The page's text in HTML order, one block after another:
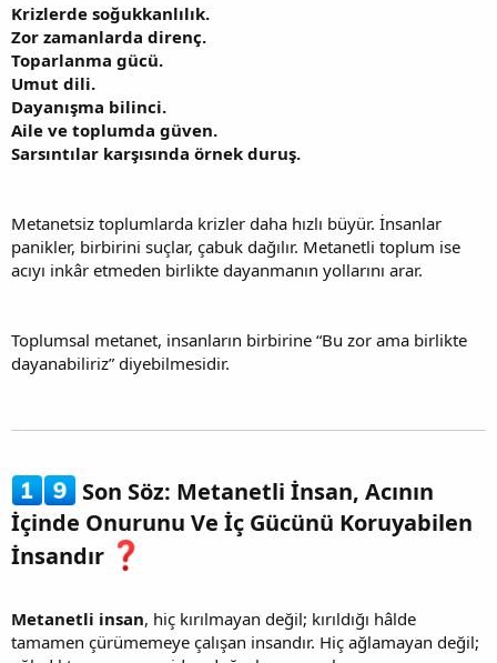
Krizlerde soğukkanlılık.
Zor zamanlarda direnç.
Toparlanma gücü.
Umut dili.
Dayanışma bilinci.
Aile ve toplumda güven.
Sarsıntılar karşısında örnek duruş.
Metanetsiz toplumlarda krizler daha hızlı büyür. İnsanlar
panikler, birbirini suçlar, çabuk dağılır. Metanetli toplum ise
acıyı inkâr etmeden birlikte dayanmanın yollarını arar.
Toplumsal metanet, insanların birbirine “Bu zor ama birlikte
dayanabiliriz” diyebilmesidir.
Son Söz: Metanetli İnsan, Acının
İçinde Onurunu Ve İç Gücünü Koruyabilen
İnsandır
Metanetli insan, hiç kırılmayan değil; kırıldığı hâlde
tamamen çürümemeye çalışan insandır. Hiç ağlamayan değil;